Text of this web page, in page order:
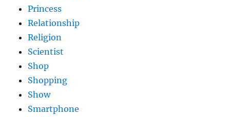
Princess
Relationship
Religion
Scientist
Shop
Shopping
Show
Smartphone